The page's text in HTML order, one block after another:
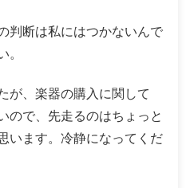
判断は私にはつかないんで
。
が、楽器の購入に関して
ので、先走るのはちょっと
います。冷静になってくだ